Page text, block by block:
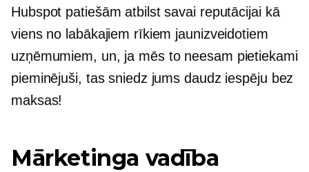
Hubspot patiešām atbilst savai reputācijai kā
viens no labākajiem rīkiem jaunizveidotiem
uzņēmumiem, un, ja mēs to neesam pietiekami
pieminējuši, tas sniedz jums daudz iespēju bez
maksas!
Mārketinga vadība